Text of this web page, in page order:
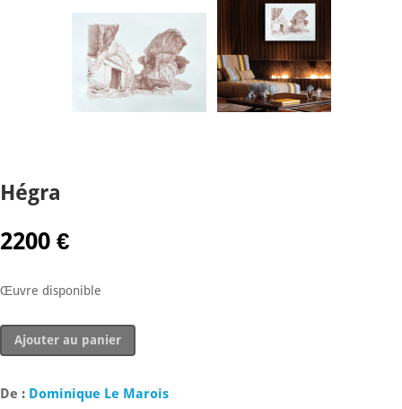
Hégra
2200 €
Œuvre disponible
quantité
Ajouter au panier
De : Dominique Le Marois